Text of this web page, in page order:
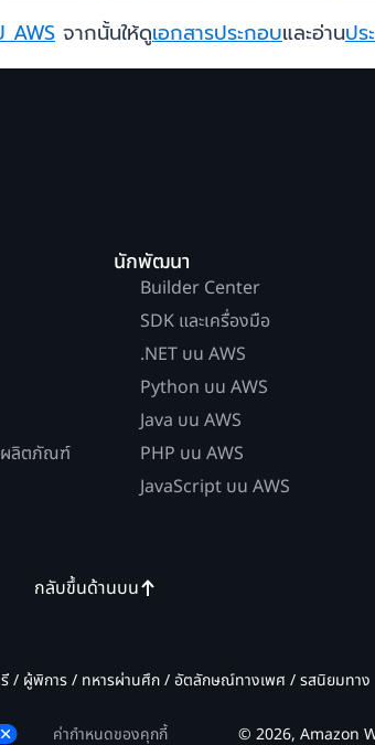
AWS จากนั้นให้ดูเอกสารประกอบและอ่านปร
ผลิตภัณฑ์
นักพัฒนา
Builder Center
SDK และเครื่องมือ
.NET บน AWS
Python บน AWS
Java บน AWS
PHP บน AWS
JavaScript บน AWS
กลับขึ้นด้านบน
/ ผู้พิการ / ทหารผ่านศึก / อัตลักษณ์ทางเพศ / รสนิยมทาง
ค่ากำหนดของคุกกี้ © 2026, Amazon